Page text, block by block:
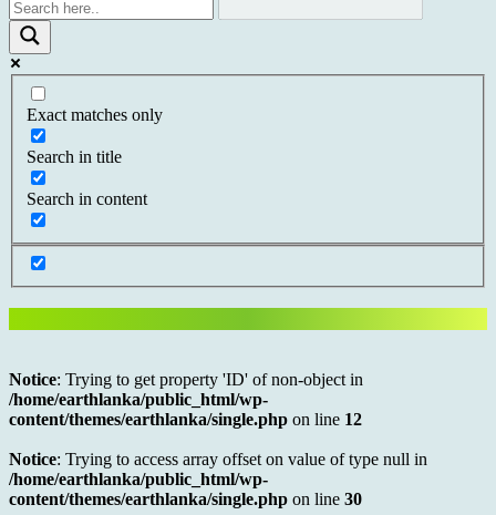
Exact matches only
Search in title
Search in content
Notice: Trying to get property 'ID' of non-object in
/home/earthlanka/public_html/wp-
content/themes/earthlanka/single.php on line 12
Notice: Trying to access array offset on value of type null in
/home/earthlanka/public_html/wp-
content/themes/earthlanka/single.php on line 30